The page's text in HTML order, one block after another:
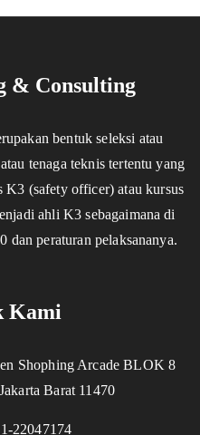
& Consulting
bentuk seleksi atau
tenaga teknis tertentu yang
K3 (safety officer) atau kursus
ahli K3 sebagaimana di
dan peraturan pelaksananya.
Kami
Shophing Arcade BLOK 8
Barat 11470
22047174